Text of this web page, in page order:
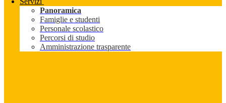
Panoramica
Famiglie e studenti
Personale scolastico
Percorsi di studio
Amministrazione trasparente